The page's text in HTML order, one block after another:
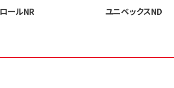
ロールNR ユニベックスND